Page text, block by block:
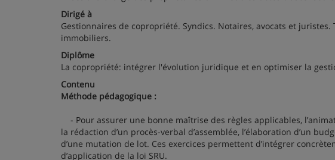
Dirigé à
Gestionnaires de copropriété. Syndics. Notaires, avocats et
immobiliers.
Diplôme
La copropriété: intégrer l'évolution juridique et en optimiser la
Contenu
Méthode pédagogique :
- Pour assurer une bonne maîtrise des règles applicables,
la rédaction d’un procès-verbal d’assemblée, l’élaboration d’un
d’une mutation de lot. Ces exercices permettent d’intégrer
d’application de la loi SRU.